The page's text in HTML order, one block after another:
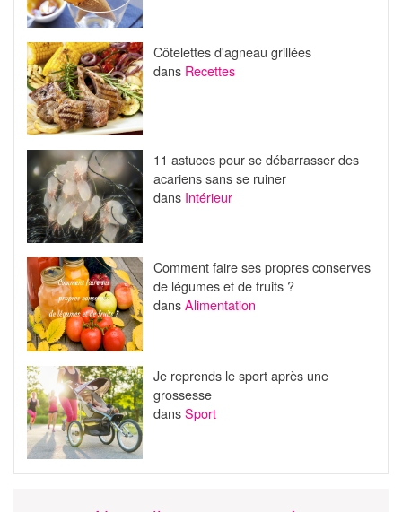
Côtelettes d'agneau grillées
dans Recettes
11 astuces pour se débarrasser des
acariens sans se ruiner
dans Intérieur
Comment faire ses propres conserves
de légumes et de fruits ?
dansAlimentation
Je reprends le sport après une
grossesse
dansSport